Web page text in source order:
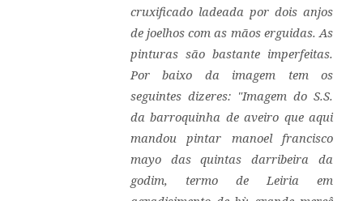
cruxificado ladeada por dois anjos
de joelhos com as mãos erguidas. As
pinturas são bastante imperfeitas.
Por baixo da imagem tem os
seguintes dizeres: "Imagem do S.S.
da barroquinha de aveiro que aqui
mandou pintar manoel francisco
mayo das quintas darribeira da
godim, termo de Leiria em